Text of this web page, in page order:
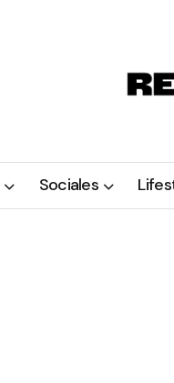
Sociales